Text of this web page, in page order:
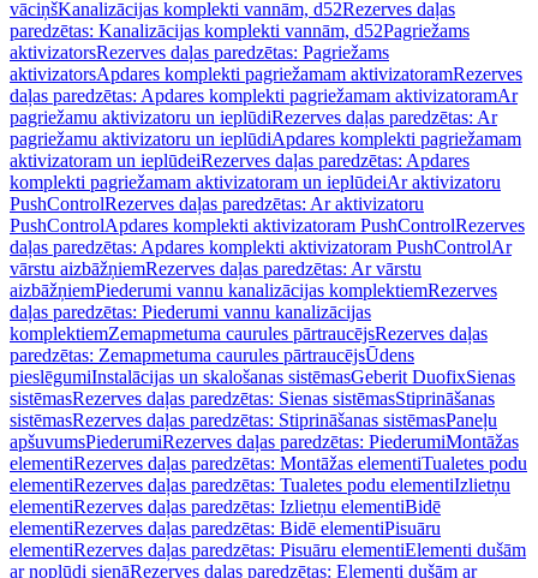
vāciņšKanalizācijas komplekti vannām, d52Rezerves daļas
paredzētas: Kanalizācijas komplekti vannām, d52Pagriežams
aktivizatorsRezerves daļas paredzētas: Pagriežams
aktivizatorsApdares komplekti pagriežamam aktivizatoramRezerves
daļas paredzētas: Apdares komplekti pagriežamam aktivizatoramAr
pagriežamu aktivizatoru un ieplūdiRezerves daļas paredzētas: Ar
pagriežamu aktivizatoru un ieplūdiApdares komplekti pagriežamam
aktivizatoram un ieplūdeiRezerves daļas paredzētas: Apdares
komplekti pagriežamam aktivizatoram un ieplūdeiAr aktivizatoru
PushControlRezerves daļas paredzētas: Ar aktivizatoru
PushControlApdares komplekti aktivizatoram PushControlRezerves
daļas paredzētas: Apdares komplekti aktivizatoram PushControlAr
vārstu aizbāžņiemRezerves daļas paredzētas: Ar vārstu
aizbāžņiemPiederumi vannu kanalizācijas komplektiemRezerves
daļas paredzētas: Piederumi vannu kanalizācijas
komplektiemZemapmetuma caurules pārtraucējsRezerves daļas
paredzētas: Zemapmetuma caurules pārtraucējsŪdens
pieslēgumiInstalācijas un skalošanas sistēmasGeberit DuofixSienas
sistēmasRezerves daļas paredzētas: Sienas sistēmasStiprināšanas
sistēmasRezerves daļas paredzētas: Stiprināšanas sistēmasPaneļu
apšuvumsPiederumiRezerves daļas paredzētas: PiederumiMontāžas
elementiRezerves daļas paredzētas: Montāžas elementiTualetes podu
elementiRezerves daļas paredzētas: Tualetes podu elementiIzlietņu
elementiRezerves daļas paredzētas: Izlietņu elementiBidē
elementiRezerves daļas paredzētas: Bidē elementiPisuāru
elementiRezerves daļas paredzētas: Pisuāru elementiElementi dušām
ar noplūdi sienāRezerves daļas paredzētas: Elementi dušām ar